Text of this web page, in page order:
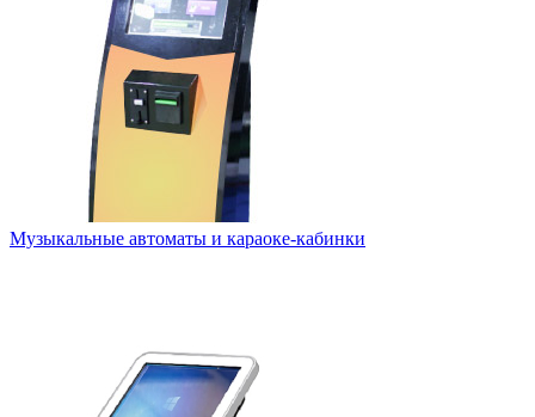
Музыкальные автоматы и караоке-кабинки